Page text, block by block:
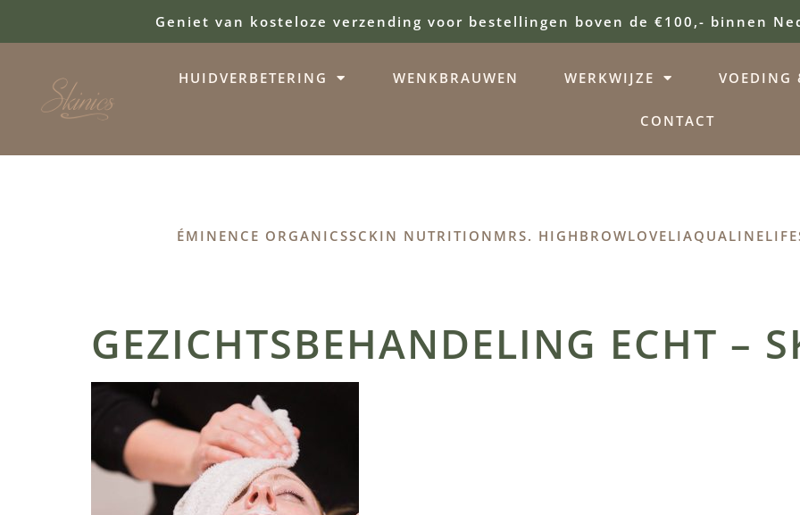
Geniet van kosteloze verzending voor bestellingen boven de €100,- binnen
HUIDVERBETERING WENKBRAUWEN WERKWIJZE VOEDING
CONTACT
ÉMINENCE ORGANICSSCKIN NUTRITION MRS. HIGHBROWLOVELIAQUALINE
GEZICHTSBEHANDELING ECHT –